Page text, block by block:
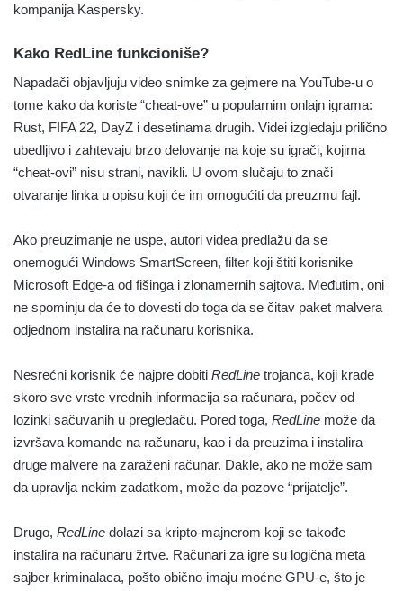
kompanija Kaspersky.
Kako RedLine funkcioniše?
Napadači objavljuju video snimke za gejmere na YouTube-u o
tome kako da koriste “cheat-ove” u popularnim onlajn igrama:
Rust, FIFA 22, DayZ i desetinama drugih. Videi izgledaju prilično
ubedljivo i zahtevaju brzo delovanje na koje su igrači, kojima
“cheat-ovi” nisu strani, navikli. U ovom slučaju to znači
otvaranje linka u opisu koji će im omogućiti da preuzmu fajl.
Ako preuzimanje ne uspe, autori videa predlažu da se
onemogući Windows SmartScreen, filter koji štiti korisnike
Microsoft Edge-a od fišinga i zlonamernih sajtova. Međutim, oni
ne spominju da će to dovesti do toga da se čitav paket malvera
odjednom instalira na računaru korisnika.
Nesrećni korisnik će najpre dobiti RedLine trojanca, koji krade
skoro sve vrste vrednih informacija sa računara, počev od
lozinki sačuvanih u pregledaču. Pored toga, RedLine može da
izvršava komande na računaru, kao i da preuzima i instalira
druge malvere na zaraženi računar. Dakle, ako ne može sam
da upravlja nekim zadatkom, može da pozove “prijatelje”.
Drugo, RedLine dolazi sa kripto-majnerom koji se takođe
instalira na računaru žrtve. Računari za igre su logična meta
sajber kriminalaca, pošto obično imaju moćne GPU-e, što je